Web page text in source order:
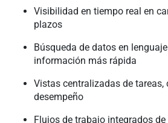
Visibilidad en tiempo real en
plazos
Búsqueda de datos en
información más rápida
Vistas centralizadas de tareas,
desempeño
Flujos de trabajo integrados